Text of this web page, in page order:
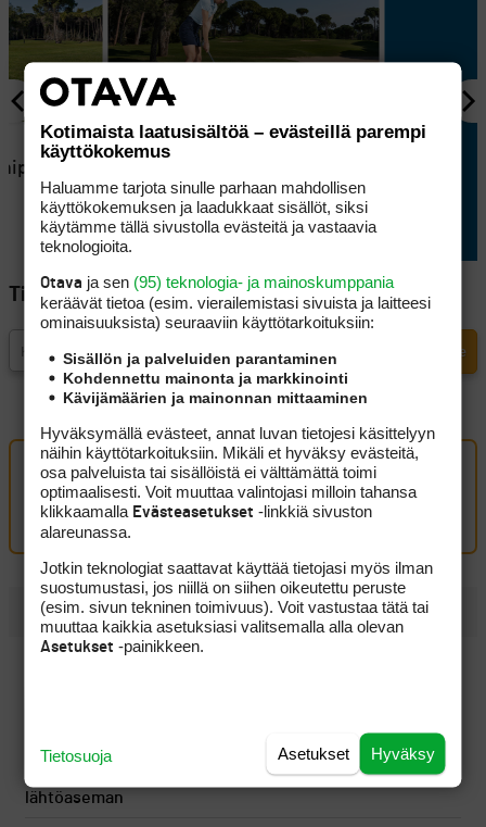
HEININ GOLFKOULU
syvästä raffista
Tilaa Golfpisteen uutiskirje
Oma kommentti
Kirjaudu sisään kommentoidaksesi
UUSIMMAT
Golfin tähtitehdas avaa ovensa suomalaisille – Sakke
Tapio Pulkkanen heräsi takaysillä ja rakensi hyvän
lähtöaseman
Kotimaista laatusisältöä – evästeillä parempi
käyttökokemus
Haluamme tarjota sinulle parhaan mahdollisen
käyttökokemuksen ja laadukkaat sisällöt, siksi
käytämme tällä sivustolla evästeitä ja vastaavia
teknologioita.
Otava ja sen (95) teknologia- ja mainoskumppania
keräävät tietoa (esim. vierailemis­tasi sivuista ja laitteesi
ominaisuuk­sista) seuraaviin käyttötarkoituksiin:
Sisällön ja palveluiden parantaminen
Kohdennettu mainonta ja markkinointi
Kävijämäärien ja mainonnan mittaaminen
Hyväksymällä evästeet, annat luvan tietojesi käsittelyyn
näihin käyttötarkoituksiin. Mikäli et hyväksy evästeitä,
osa palveluista tai sisällöistä ei välttämättä toimi
optimaalisesti. Voit muuttaa valintojasi milloin tahansa
klikkaamalla Evästeasetukset -linkkiä sivuston
alareunassa.
Jotkin teknologiat saattavat käyttää tietojasi myös ilman
suostumustasi, jos niillä on siihen oikeutettu peruste
(esim. sivun tekninen toimivuus). Voit vastustaa tätä tai
muuttaa kaikkia asetuksiasi valitsemalla alla olevan
Asetukset -painikkeen.
Hyväksy
Asetukset
Tietosuoja